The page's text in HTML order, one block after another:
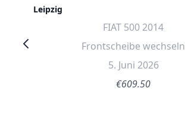
Leipzig
FIAT 500 2014
Frontscheibe wechseln
5. Juni 2026
€609.50